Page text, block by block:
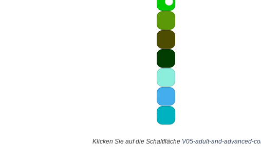
Klicken Sie auf die Schaltfläche V05-adult-and-advanced-